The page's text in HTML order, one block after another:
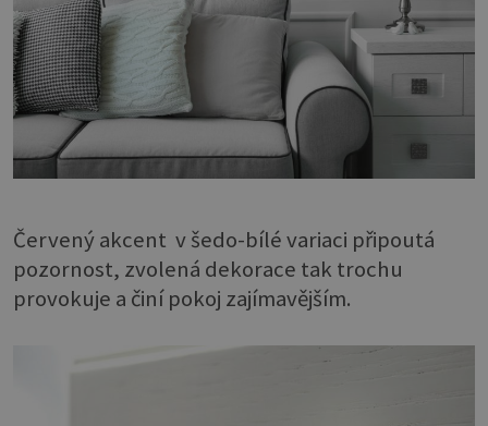
Červený akcent v šedo-bílé variaci připoutá
pozornost, zvolená dekorace tak trochu
provokuje a činí pokoj zajímavějším.